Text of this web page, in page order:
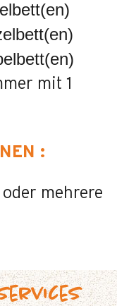
mit 1
: